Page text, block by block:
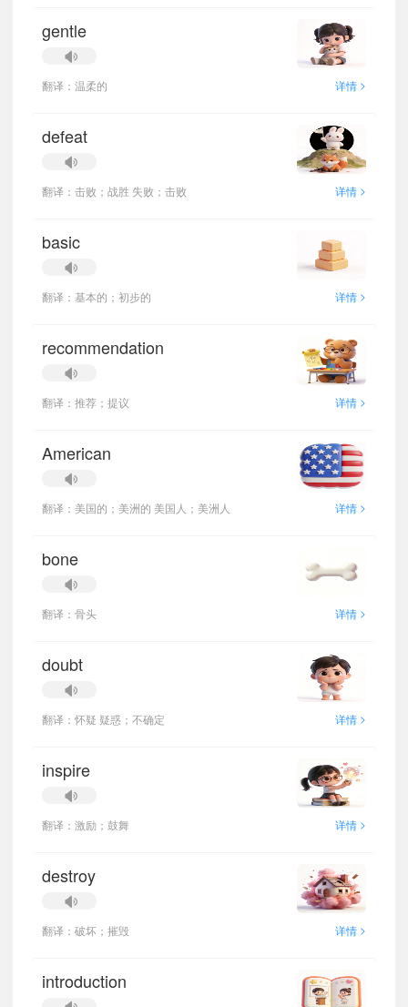
gentle
翻译：温柔的 详情 >
defeat
翻译：击败；战胜 失败；击败 详情 >
basic
翻译：基本的；初步的 详情 >
recommendation
翻译：推荐；提议 详情 >
American
翻译：美国的；美洲的 美国人；美洲人 详情 >
bone
翻译：骨头 详情 >
doubt
翻译：怀疑 疑惑；不确定 详情 >
inspire
翻译：激励；鼓舞 详情 >
destroy
翻译：破坏；摧毁 详情 >
introduction